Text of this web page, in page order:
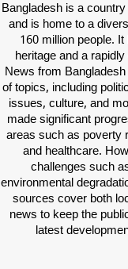
Bangladesh is a
and is home to a
160 million people.
heritage and a
News from
of topics, including
issues, culture, and
made significant
areas such as poverty
and healthcare.
challenges such
environmental
sources cover both
news to keep the
latest